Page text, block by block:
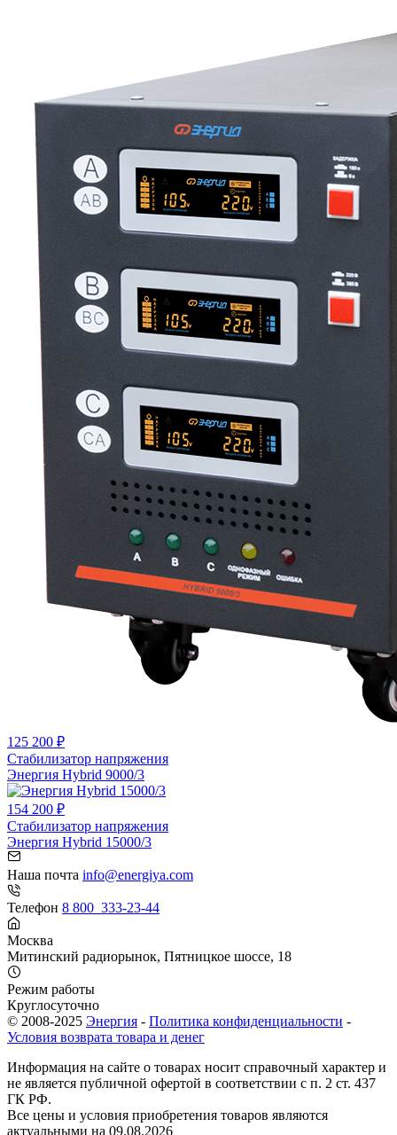
125 200 ₽
Стабилизатор напряжения
Энергия Hybrid 9000/3
154 200 ₽
Стабилизатор напряжения
Энергия Hybrid 15000/3
Наша почта info@energiya.com
Телефон 8 800 333-23-44
Москва
​Митинский радиорынок​, Пятницкое шоссе, 18
Режим работы
Круглосуточно
© 2008-2025 Энергия - Политика конфиденциальности -
Условия возврата товара и денег
Информация на сайте о товарах носит справочный характер и
не является публичной офертой в соответствии с п. 2 ст. 437
ГК РФ.
Все цены и условия приобретения товаров являются
актуальными на 09.08.2026